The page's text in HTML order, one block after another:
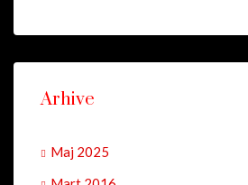
Arhive
Maj 2025